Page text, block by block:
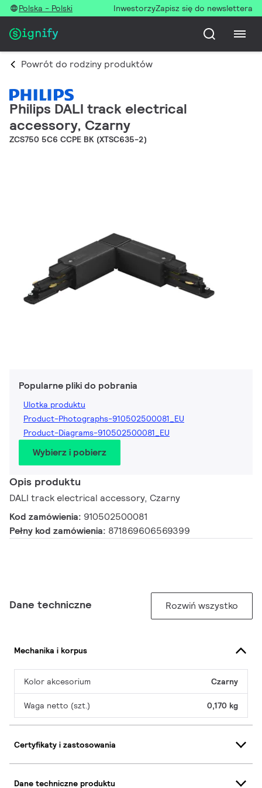
Polska - Polski InwestorzyZapisz się do newslettera
Powrót do rodziny produktów
Philips DALI track electrical
accessory, Czarny
ZCS750 5C6 CCPE BK (XTSC635-2)
Popularne pliki do pobrania
Ulotka produktu
Product-Photographs-910502500081_EU
Product-Diagrams-910502500081_EU
Wybierz i pobierz
Opis produktu
DALI track electrical accessory, Czarny
Kod zamówienia: 910502500081
Pełny kod zamówienia: 871869606569399
Dane techniczne Rozwiń wszystko
Mechanika i korpus
Kolor akcesorium Czarny
Waga netto (szt.) 0,170 kg
Certyfikaty i zastosowania
Dane techniczne produktu